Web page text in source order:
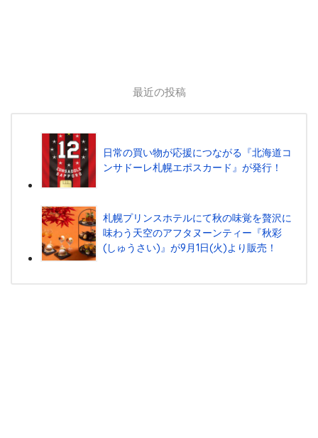
最近の投稿
日常の買い物が応援につながる『北海道コ
ンサドーレ札幌エポスカード』が発行！
札幌プリンスホテルにて秋の味覚を贅沢に
味わう天空のアフタヌーンティー『秋彩
(しゅうさい)』が9月1日(火)より販売！